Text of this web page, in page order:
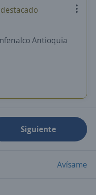
Antioquia
Siguiente
Avísame